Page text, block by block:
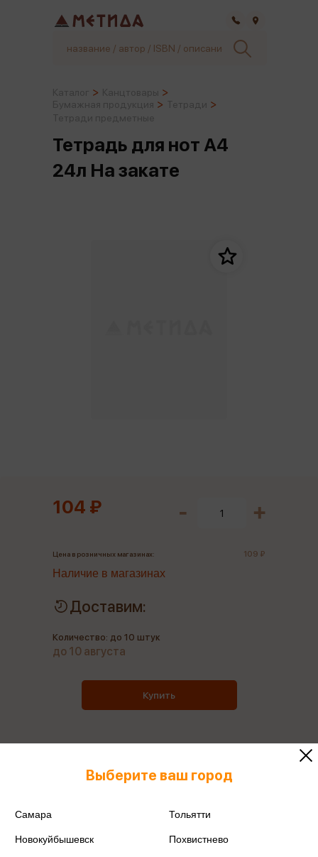
Тетрадь для нот А4
24л На закате
104 ₽
Цена в розничных магазинах: 109 ₽
Наличие в магазинах
Доставим:
Количество: до 10 штук
до 10 августа
Купить
Все товары производителя
Выберите ваш город
Самара Тольятти
Новокуйбышевск Похвистнево